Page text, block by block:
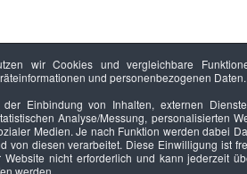
wir Cookies und vergleichbare
und personenbezogenen Daten.
Einbindung von Inhalten, externen
Analyse/Messung, personalisierten
Medien. Je nach Funktion werden dabei
von diesen verarbeitet. Diese Einwilligung ist
nicht erforderlich und kann jederzeit
werden.